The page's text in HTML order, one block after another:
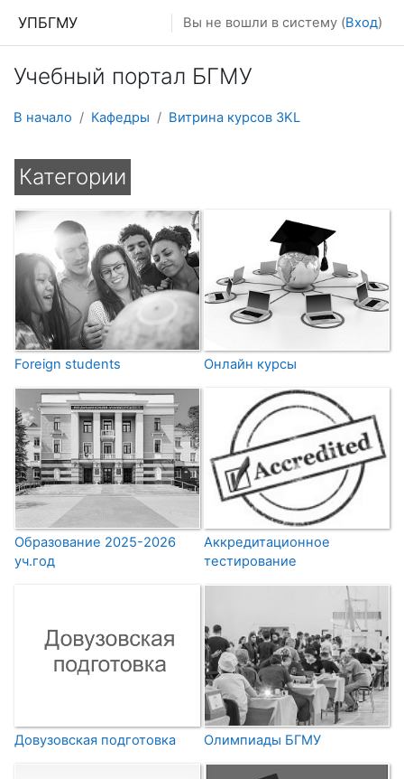
УПБГМУ Вы не вошли в систему (Вход)
Учебный портал БГМУ
В начало Кафедры Витрина курсов 3KL
Категории
Foreign students Онлайн курсы
Образование 2025-2026
уч.год
Аккредитационное
тестирование
Довузовская подготовка Олимпиады БГМУ